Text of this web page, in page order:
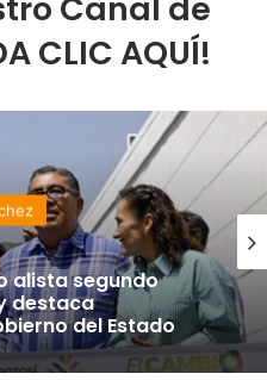
CLIC AQUÍ!
alista segundo
destaca
del Estado